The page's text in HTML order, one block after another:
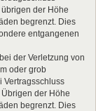
der Höhe
begrenzt. Dies
entgangenen
der Verletzung von
oder grob
Vertragsschluss
der Höhe
begrenzt. Dies